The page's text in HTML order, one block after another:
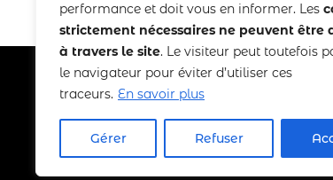
performance et doit vous en informer. Les
strictement nécessaires ne peuvent être
à travers le site. Le visiteur peut toutefois
le navigateur pour éviter d’utiliser ces
traceurs. En savoir plus
Gérer Refuser
Copyright 2022-2025 Aïoli